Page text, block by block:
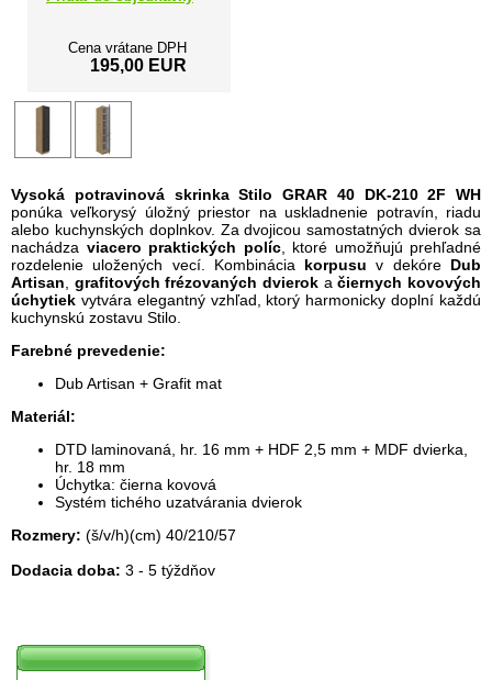
Cena vrátane DPH
195,00 EUR
Vysoká potravinová skrinka Stilo GRAR 40 DK-210 2F WH
ponúka veľkorysý úložný priestor na uskladnenie potravín, riadu
alebo kuchynských doplnkov. Za dvojicou samostatných dvierok sa
nachádza viacero praktických políc, ktoré umožňujú prehľadné
rozdelenie uložených vecí. Kombinácia korpusuv dekóre Dub
Artisan
grafitových frézovaných dvierok ačiernych kovových
úchytiek vytvára elegantný vzhľad, ktorý harmonicky doplní každú
kuchynskú zostavu Stilo.
Farebné prevedenie:
Dub Artisan + Grafit mat
Materiál:
DTD laminovaná, hr. 16 mm + HDF 2,5 mm + MDF dvierka,
hr. 18 mm
Úchytka: čierna kovová
Systém tichého uzatvárania dvierok
Rozmery: (š/v/h)(cm) 40/210/57
Dodacia doba: 3 - 5 týždňov